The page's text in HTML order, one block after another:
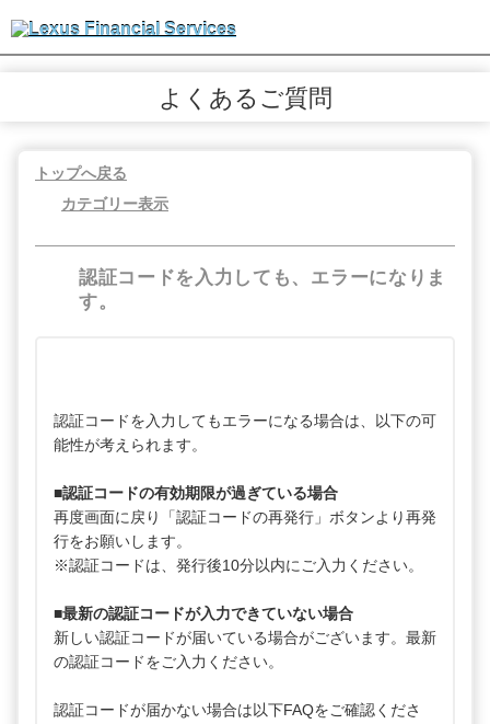
よくあるご質問
トップへ戻る
カテゴリー表示
認証コードを入力しても、エラーになりま
す。
認証コードを入力してもエラーになる場合は、以下の可
能性が考えられます。
■認証コードの有効期限が過ぎている場合
再度画面に戻り「認証コードの再発行」ボタンより再発
行をお願いします。
※認証コードは、発行後10分以内にご入力ください。
■最新の認証コードが入力できていない場合
新しい認証コードが届いている場合がございます。最新
の認証コードをご入力ください。
認証コードが届かない場合は以下FAQをご確認くださ